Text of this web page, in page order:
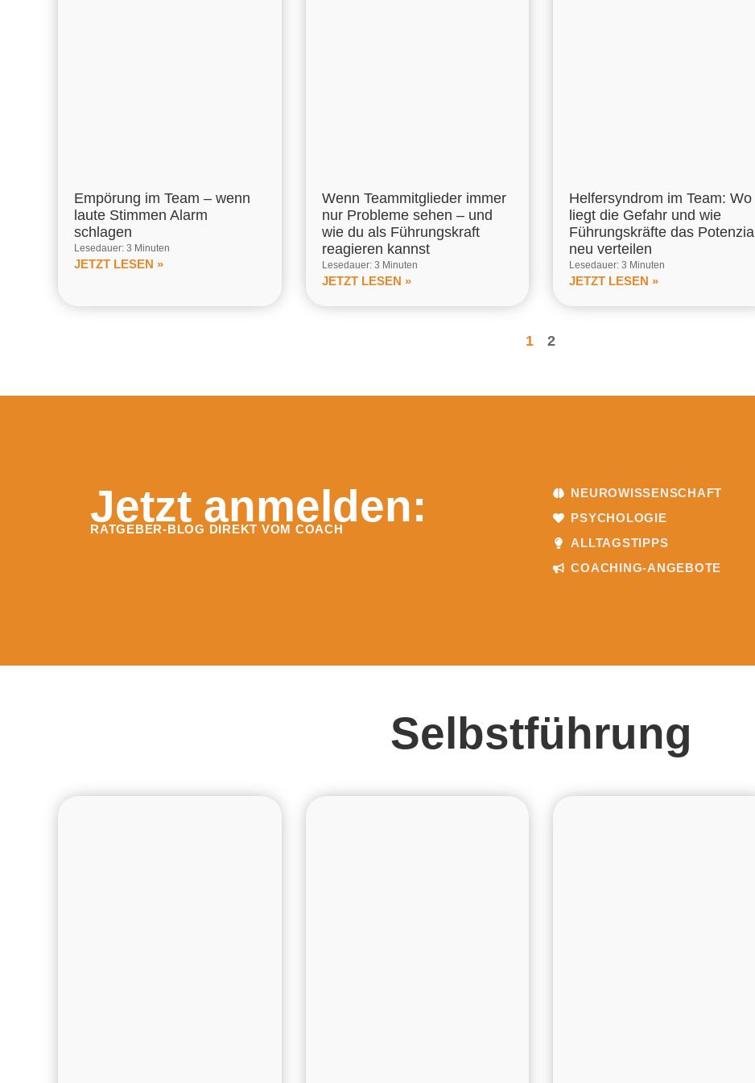
Empörung im Team – wenn
laute Stimmen Alarm
schlagen
Lesedauer: 3 Minuten
JETZT LESEN »
Wenn Teammitglieder immer
nur Probleme sehen – und
wie du als Führungskraft
reagieren kannst
Lesedauer: 3 Minuten
JETZT LESEN »
Helfersyndrom im Team: Wo
liegt die Gefahr und wie
Führungskräfte das Potenzial
neu verteilen
Lesedauer: 3 Minuten
JETZT LESEN »
1 2
Jetzt anmelden:
RATGEBER-BLOG DIREKT VOM COACH
NEUROWISSENSCHAFT
PSYCHOLOGIE
ALLTAGSTIPPS
COACHING-ANGEBOTE
Selbstführung